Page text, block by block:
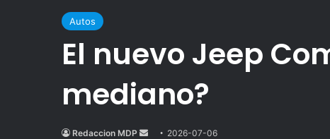
Autos
El nuevo Jeep
mediano?
Redaccion MDP
Send2026-07-06